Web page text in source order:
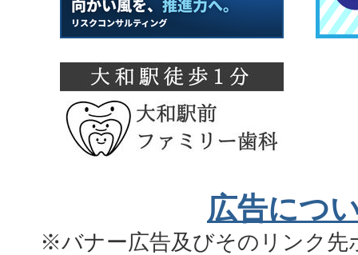
広告につ
※バナー広告及びそのリンク先